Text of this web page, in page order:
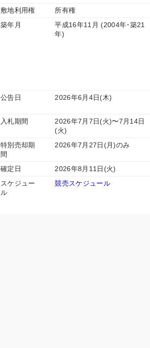
敷地利用権
所有権
築年月
平成16年11月 (2004年･築21
年)
公告日 2026年6月4日(木)
入札期間
2026年7月7日(火)〜7月14日
(火)
特別売却期
間
2026年7月27日(月)のみ
確定日
2026年8月11日(火)
スケジュー
ル
競売スケジュール